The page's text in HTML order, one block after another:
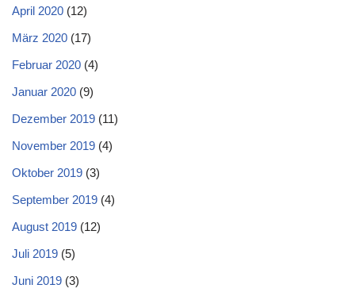
April 2020 (12)
März 2020 (17)
Februar 2020 (4)
Januar 2020 (9)
Dezember 2019 (11)
November 2019 (4)
Oktober 2019 (3)
September 2019 (4)
August 2019 (12)
Juli 2019 (5)
Juni 2019 (3)